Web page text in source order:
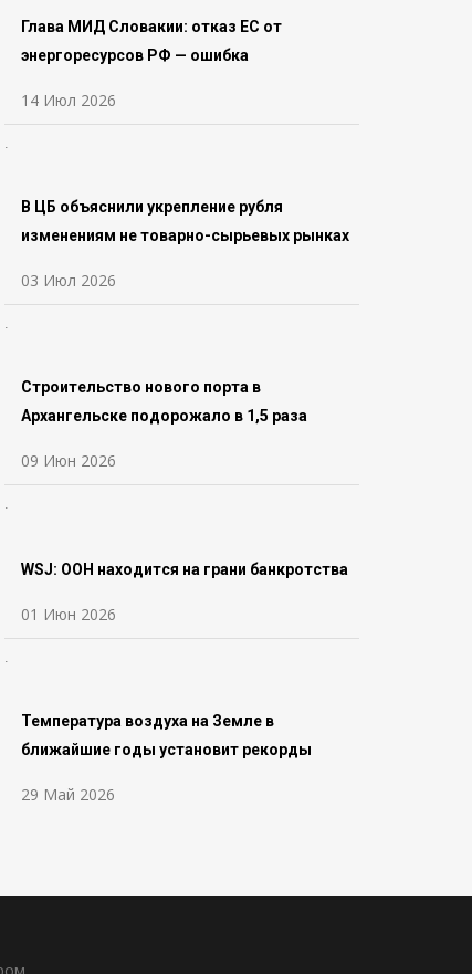
Глава МИД Словакии: отказ ЕС от
энергоресурсов РФ — ошибка
14 Июл 2026
В ЦБ объяснили укрепление рубля
изменениям не товарно-сырьевых рынках
03 Июл 2026
Строительство нового порта в
Архангельске подорожало в 1,5 раза
09 Июн 2026
WSJ: ООН находится на грани банкротства
01 Июн 2026
Температура воздуха на Земле в
ближайшие годы установит рекорды
29 Май 2026